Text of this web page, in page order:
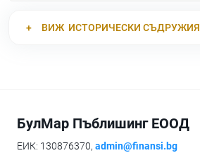
ВИЖ ИСТОРИЧЕСКИ СЪДРУЖИЯ
БулМар Пъблишинг ЕООД
ЕИК: 130876370, admin@finansi.bg